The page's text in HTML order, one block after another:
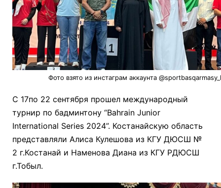
Фото взято из инстаграм аккаунта
С 17по 22 сентября прошел международный
турнир по бадминтону “Bahrain Junior
International Series 2024”. Костанайскую область
представляли Алиса Кулешова из КГУ ДЮСШ №
2 г.Костанай и Наменова Диана из КГУ РДЮСШ
г.Тобыл.